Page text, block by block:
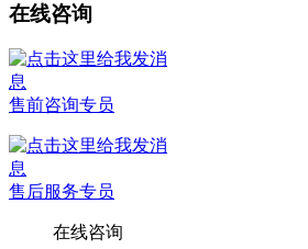
在线咨询
售前咨询专员
售后服务专员
在线咨询